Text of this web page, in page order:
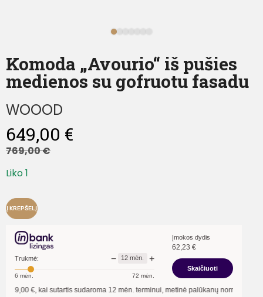
Komoda „Avourio“ iš pušies
medienos su gofruotu fasadu
WOOOD
649,00 €
769,00€
Liko 1
Į KREPŠELĮ
Trukmė: − 12 mėn. +
6 mėn. 72 mėn.
Įmokos dydis
62,23 €
Skaičiuoti
sudaroma12mėn. terminui, metinė palūkanų norma –13,90%, sutarties